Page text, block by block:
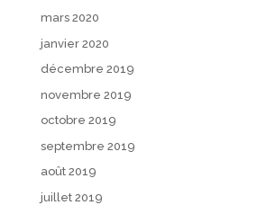
mars 2020
janvier 2020
décembre 2019
novembre 2019
octobre 2019
septembre 2019
août 2019
juillet 2019